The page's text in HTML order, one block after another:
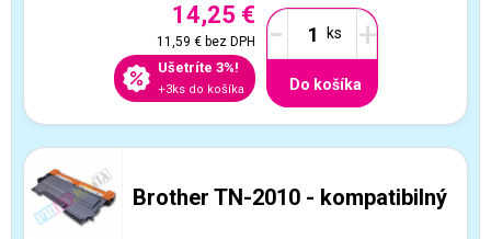
14,25 €
11,59 €bez DPH
Ušetríte 3%!
+3ks do košíka
- +
Do košíka
Brother TN-2010 - kompatibilný